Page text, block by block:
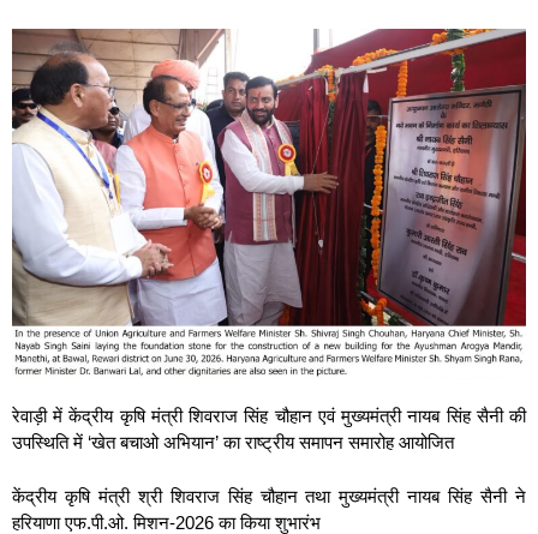
रेवाड़ी में केंद्रीय कृषि मंत्री शिवराज सिंह चौहान एवं मुख्यमंत्री नायब सिंह सैनी की
उपस्थिति में ‘खेत बचाओ अभियान’ का राष्ट्रीय समापन समारोह आयोजित
केंद्रीय कृषि मंत्री श्री शिवराज सिंह चौहान तथा मुख्यमंत्री नायब सिंह सैनी ने
हरियाणा एफ.पी.ओ. मिशन-2026 का किया शुभारंभ